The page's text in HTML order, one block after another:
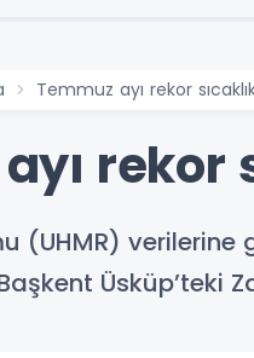
Temmuz ayı rekor
rekor
(UHMR)
Üsküp’teki